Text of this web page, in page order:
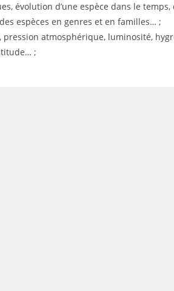
évolution d’une espèce dans le
espèces en genres et en familles… ;
atmosphérique, luminosité,
;